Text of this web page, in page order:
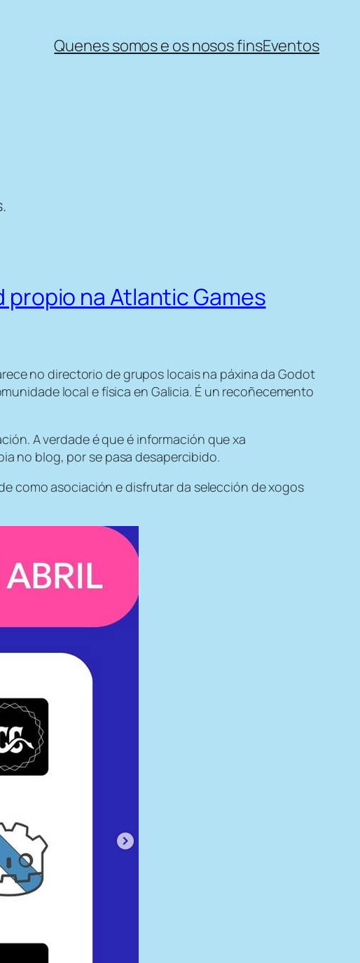
Quenes somos e os nosos finsEventos
na Atlantic Games
no directorio de grupos locais na páxina da Godot
local e física en Galicia. É un recoñecemento
A verdade é que é información que xa
no blog, por se pasa desapercibido.
como asociación e disfrutar da selección de xogos